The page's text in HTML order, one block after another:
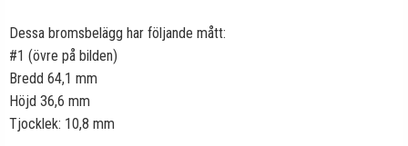
Dessa bromsbelägg har följande mått:
#1 (övre på bilden)
Bredd 64,1 mm
Höjd 36,6 mm
Tjocklek: 10,8 mm